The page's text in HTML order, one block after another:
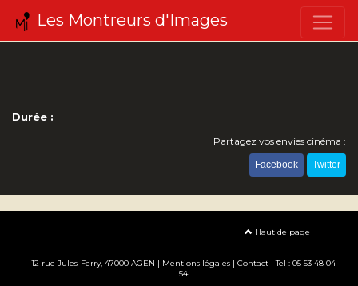
Les Montreurs d'Images
Durée :
Partagez vos envies cinéma :
Facebook Twitter
Haut de page
12 rue Jules-Ferry, 47000 AGEN | Mentions légales| Contact| Tel : 05 53 48 04
54